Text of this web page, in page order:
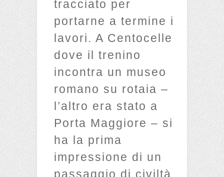
tracciato per
portarne a termine i
lavori. A Centocelle
dove il trenino
incontra un museo
romano su rotaia –
l’altro era stato a
Porta Maggiore – si
ha la prima
impressione di un
passaggio di civiltà,